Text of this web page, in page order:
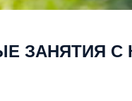
ЗАНЯТИЯ С